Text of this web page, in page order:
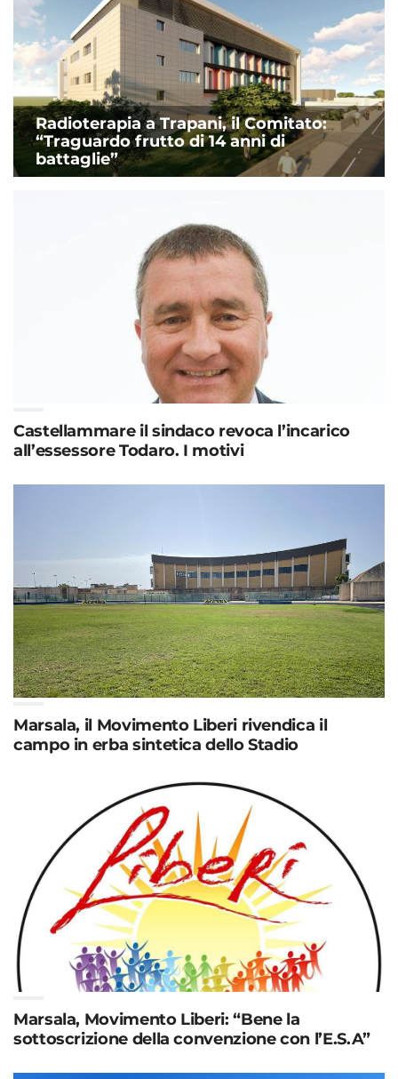
Radioterapia a Trapani, il Comitato:
“Traguardo frutto di 14 anni di
battaglie”
Castellammare il sindaco revoca l’incarico
all’essessore Todaro. I motivi
Marsala, il Movimento Liberi rivendica il
campo in erba sintetica dello Stadio
Marsala, Movimento Liberi: “Bene la
sottoscrizione della convenzione con l’E.S.A”